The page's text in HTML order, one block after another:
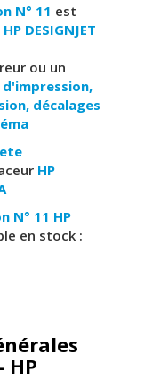
N° 11 est
HP DESIGNJET
ou un
décalages
HP
N° 11 HP
en stock :
HP